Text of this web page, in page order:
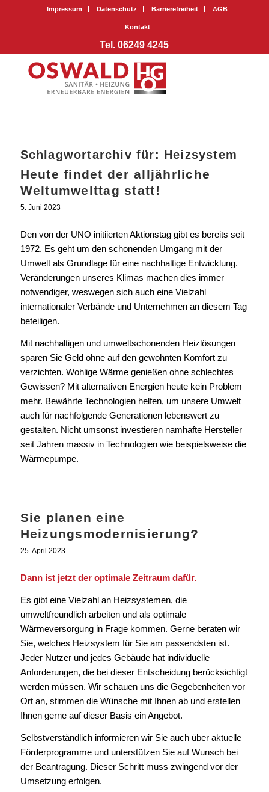
Impressum Datenschutz Barrierefreiheit AGB
Kontakt
Tel. 06249 4245
Schlagwortarchiv für: Heizsystem
Heute findet der alljährliche
Weltumwelttag statt!
5. Juni 2023
Den von der UNO initiierten Aktionstag gibt es bereits seit
1972. Es geht um den schonenden Umgang mit der
Umwelt als Grundlage für eine nachhaltige Entwicklung.
Veränderungen unseres Klimas machen dies immer
notwendiger, weswegen sich auch eine Vielzahl
internationaler Verbände und Unternehmen an diesem Tag
beteiligen.
Mit nachhaltigen und umweltschonenden Heizlösungen
sparen Sie Geld ohne auf den gewohnten Komfort zu
verzichten. Wohlige Wärme genießen ohne schlechtes
Gewissen? Mit alternativen Energien heute kein Problem
mehr. Bewährte Technologien helfen, um unsere Umwelt
auch für nachfolgende Generationen lebenswert zu
gestalten. Nicht umsonst investieren namhafte Hersteller
seit Jahren massiv in Technologien wie beispielsweise die
Wärmepumpe.
Sie planen eine
Heizungsmodernisierung?
25. April 2023
Dann ist jetzt der optimale Zeitraum dafür.
Es gibt eine Vielzahl an Heizsystemen, die
umweltfreundlich arbeiten und als optimale
Wärmeversorgung in Frage kommen. Gerne beraten wir
Sie, welches Heizsystem für Sie am passendsten ist.
Jeder Nutzer und jedes Gebäude hat individuelle
Anforderungen, die bei dieser Entscheidung berücksichtigt
werden müssen. Wir schauen uns die Gegebenheiten vor
Ort an, stimmen die Wünsche mit Ihnen ab und erstellen
Ihnen gerne auf dieser Basis ein Angebot.
Selbstverständlich informieren wir Sie auch über aktuelle
Förderprogramme und unterstützen Sie auf Wunsch bei
der Beantragung. Dieser Schritt muss zwingend vor der
Umsetzung erfolgen.